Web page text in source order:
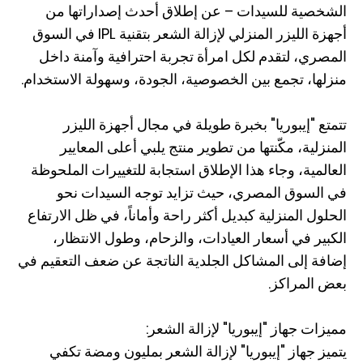
الشخصية للسيدات – عن إطلاق أحدث إصداراتها من
أجهزة الليزر المنزلي لإزالة الشعر بتقنية IPL في السوق
المصري، لتقدم لكل امرأة تجربة احترافية وآمنة داخل
منزلها، تجمع بين الخصوصية، الجودة، وسهولة الاستخدام.
تتمتع "إيبوريا" بخبرة طويلة في مجال أجهزة الليزر
المنزلية، مكّنتها من تطوير منتج يلبي أعلى المعايير
العالمية، وجاء هذا الإطلاق استجابة للتغييرات الملحوظة
في السوق المصري، حيث تزايد توجه السيدات نحو
الحلول المنزلية كبديل أكثر راحة وأماناً، في ظل الارتفاع
الكبير في أسعار العيادات، والزحام، وطول الانتظار،
إضافة إلى المشاكل الجلدية الناتجة عن ضعف التعقيم في
بعض المراكز.
مميزات جهاز "إيبوريا" لإزالة الشعر:
يتميز جهاز "إيبوريا" لإزالة الشعر بمليون ومضة تكفي